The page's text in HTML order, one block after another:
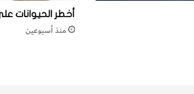
أخطر الحيوانات
منذ أسبوعين